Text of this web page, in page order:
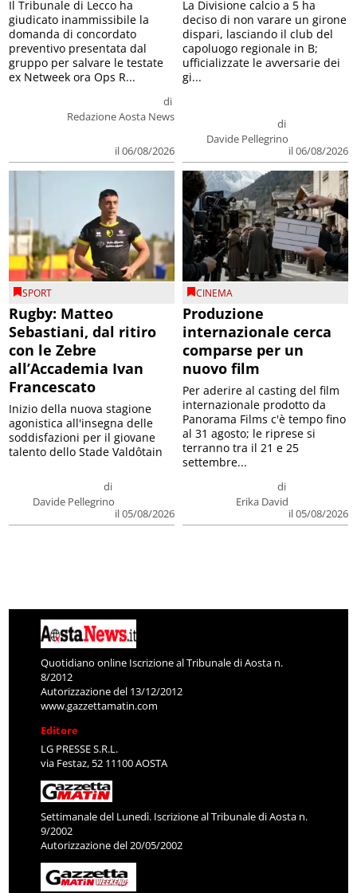
di
Redazione Aosta News
il 06/08/2026
Il Tribunale di Lecco ha
giudicato inammissibile la
domanda di concordato
preventivo presentata dal
gruppo per salvare le testate
ex Netweek ora Ops R...
di
Davide Pellegrino
il 06/08/2026
La Divisione calcio a 5 ha
deciso di non varare un girone
dispari, lasciando il club del
capoluogo regionale in B;
ufficializzate le avversarie dei
gi...
SPORT
Rugby: Matteo
Sebastiani, dal ritiro
con le Zebre
all’Accademia Ivan
Francescato
di
Davide Pellegrino
il 05/08/2026
Inizio della nuova stagione
agonistica all'insegna delle
soddisfazioni per il giovane
talento dello Stade Valdôtain
CINEMA
Produzione
internazionale cerca
comparse per un
nuovo film
di
Erika David
il 05/08/2026
Per aderire al casting del film
internazionale prodotto da
Panorama Films c'è tempo fino
al 31 agosto; le riprese si
terranno tra il 21 e 25
settembre...
Quotidiano online Iscrizione al Tribunale di Aosta n.
8/2012
Autorizzazione del 13/12/2012
www.gazzettamatin.com
Editore
LG PRESSE S.R.L.
via Festaz, 52 11100 AOSTA
Settimanale del Lunedì. Iscrizione al Tribunale di Aosta n.
9/2002
Autorizzazione del 20/05/2002